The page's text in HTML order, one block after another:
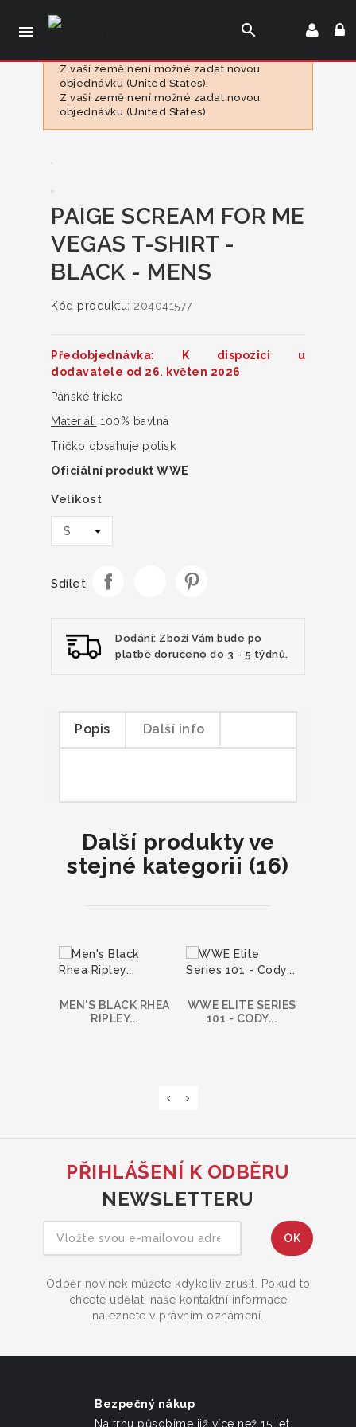
 search
Z vaší země není možné zadat novou
objednávku (United States).
Z vaší země není možné zadat novou
objednávku (United States).
PAIGE SCREAM FOR ME
VEGAS T-SHIRT -
BLACK - MENS
Kód produktu: 204041577
Předobjednávka: K dispozici u
dodavatele od 26. květen 2026
Pánské tričko
Materiál: 100% bavlna
Tričko obsahuje potisk
Oficiální produkt WWE
Velikost
Sdílet
Dodání: Zboží Vám bude po
platbě doručeno do 3 - 5 týdnů.
Popis Další info
Další produkty ve
stejné kategorii (16)
MEN'S BLACK RHEA
RIPLEY...
WWE ELITE SERIES
101 - CODY...
PŘIHLÁŠENÍ K ODBĚRU
NEWSLETTERU
Odběr novinek můžete kdykoliv zrušit. Pokud to
chcete udělat, naše kontaktní informace
naleznete v právním oznámení.
Bezpečný nákup
Na trhu působíme již více než 15 let